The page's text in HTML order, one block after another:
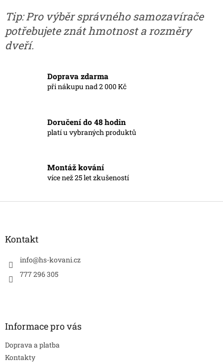
Tip: Pro výběr správného samozavírače
potřebujete znát hmotnost a rozměry
dveří.
Doprava zdarma
při nákupu nad 2 000 Kč
Doručení do 48 hodin
platí u vybraných produktů
Montáž kování
více než 25 let zkušeností
Z
Kontakt
info@hs-kovani.cz
777 296 305
Informace pro vás
Doprava a platba
Kontakty